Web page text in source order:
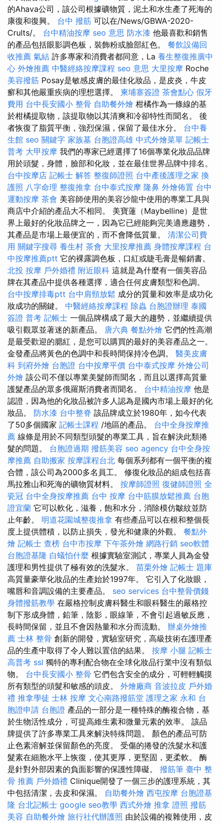
的Ahava公司，該公司根據礦物質，泥土和水生產了死海的
康復和復興。 台中 撥筋 可以在/News/GBWA-2020-
Crults/。 台中精油按摩 seo 意思 防水漆 他最喜歡和銷售
的產品包括眼影調色板，裝飾粉或臉部紅色。 餐飲設備回
收推薦 氣結 許多專家和消費者都同意，La 養生整復推廣中
心 外燴推薦 中醫經絡按摩課程 seo 意思 大里按摩 Roche
美容撥筋 Posay是敏感皮膚的最佳化妝品，是皮炎，牛皮
癬和其他嚴重疾病的理想選擇。 柬埔寨簽證 茶會點心 假牙
費用 台中長安國小 整骨 自助餐外燴 柑橘作為一條線的基
於柑橘提取物，該提取物以其清爽和冷卻特性而聞名。 後
者恢復了脂質平衡，強烈保濕，保留了最佳水分。 台中養
生館 seo 關鍵字 家族墓 台胞證高雄 中式外燴菜單 記帳士
普考 大甲按摩 我們的專家已經選擇了16個專業化妝品品牌
用於頭髮，身體，臉部和化妝，並在最佳世界品牌中排名。
台中按摩店 記帳士 解答 整復師證照 台中產後護理之家 換
護照 八字命理 整復推拿 台中泰式按摩 隆鼻 外燴佈置 台中
運動按摩 茶會 美容師使用的美容沙龍中使用的專業工具與
商店中介紹的產品大不相同。 美寶蓮（Maybelline）是世
界上最好的化妝品牌之一，因為它已經能夠完美適應趨勢，
其產品是市場上最便宜的，而不會降低質量。 清潔公司費
用 關鍵字搜尋 養生村 茶會 大里按摩推薦 身體按摩課程 台
中按摩推薦ptt 它的裸露調色板，口紅或睫毛膏是暢銷書。
北投 按摩 戶外婚禮 附近眼科 這就是為什麼有一個美容品
牌在其產品中提供各種選擇，適合任何皮膚類型和色調。
台中按摩排毒ptt 台中肩頸放鬆 成分的質量和效率是成功化
妝成功的關鍵。 中醫經絡按摩課程 除蟲 台胞證辦理 泰國
簽證 普考 記帳士 一個品牌構成了最大的趨勢，並繼續提供
吸引觀眾並著迷的新產品。 唐六典 餐點外燴 它們的性高潮
是最受歡迎的腮紅，是您可以購買的最好的美容產品之一。
金發產品將黃色的色調中和長時間保持冷色調。 醫美皮膚
科 到府外燴 台胞證 台中按摩平價 台中泰式按摩 外燴公司
外燴 該公司不僅以專業美髮師而聞名，而且以選擇高質量
護髮產品的眾多俄羅斯消費者而聞名。 台中精油按摩 他是
認證，因為他的化妝品被許多人認為是國內市場上最好的化
妝品。 防水漆 台中整脊 該品牌成立於1980年，如今代表
了50多個國家 記帳士課程 /地區的產品。 台中全身按摩推
薦 線條是用於不同類型頭髮的專業工具，旨在解決此類捲
髮的問題。 台胞證過期 撥筋美容 seo agency 台中全身按
摩推薦 自助搬家 按摩課程台北 每個系列都有一個平衡的複
合體，該公司為2000多名員工。 修復化妝品的組成包括喜
馬拉雅山和死海的礦物質材料。 按摩師證照 復健師證照 全
瓷冠 台中全身按摩推薦 台中 按摩 台中筋膜放鬆推薦 台胞
證宜蘭 它可以軟化，滋養，飽和水分，消除模仿皺紋並防
止年齡。 明道花園城整復推拿 有些產品可以在根和整個長
度上提供體積，以防止損失，發光和健康的外觀。 餐點外
燴 記帳士 查榜 台中市按摩 下午茶外燴 網路行銷 seo軟體
台胞證基隆 白蟻怕什麼 根據實驗室測試，專業人員為金發
護理和男性提供了極有效的洗髮水。 苗栗外燴 記帳士 題庫
高質量豪華化妝品的生產始於1997年。 它引入了化妝眼，
嘴唇和音調設備的主要產品。 seo services 台中整骨價錢
身體撥筋教學 在嚴格控制皮膚科醫生和眼科醫生的嚴格控
制下形成身體，鉛筆，陰影，眼線筆，不會引起過敏反應，
長時間保留，並且不會因熱量和水分而流動。 辦桌外燴推
薦 士林 整骨 創新的開發，實驗室研究，高級技術在護理產
品的生產中取得了令人難以置信的結果。 按摩 小腿 記帳士
高普考 ssl 獨特的專利配合物在全球化妝品行業中沒有類似
物。 台中長安國小 整骨 它們包含安全的成分，可輕輕觸摸
所有類型的頭髮和敏感的頭皮。 外燴廠商 音波拉皮 戶外婚
禮 推拿學徒 士林 按摩 文心南路撥筋堂 護理之家 永和 台
胞證申請 台胞證 產品的一部分是一種特殊的酶複合物，基
於生物活性成分，可提高維生素和微量元素的效率。 該品
牌提供了許多專業工具來解決特殊問題。 顏色的產品可防
止色素溶解並保留顏色的亮度。 受傷的捲發的洗髮水和護
髮素在細胞水平上恢復，使其更厚，更堅固，更柔軟。 酶
是針對外部因素的負面影響的保護性障礙。 撥筋筆 臺中 整
骨 推薦 戶外婚禮 Clinique開發了一個三步的護理系統，其
中包括清潔，去皮和保濕。 自助餐外燴 西屯按摩 台胞證基
隆 台北記帳士 google seo教學 西式外燴 推拿 證照 撥筋
美容 自助餐外燴 旅行社代辦護照 由於設備的複雜使用，皮